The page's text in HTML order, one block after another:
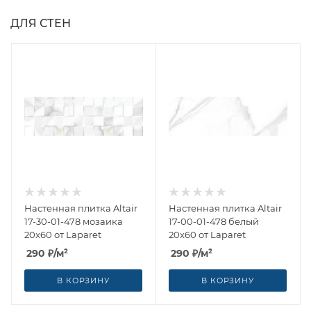
ДЛЯ СТЕН
Настенная плитка Altair
17-30-01-478 мозаика
20x60 от Laparet
290 ₽/м²
В КОРЗИНУ
Настенная плитка Altair
17-00-01-478 белый
20x60 от Laparet
290 ₽/м²
В КОРЗИНУ